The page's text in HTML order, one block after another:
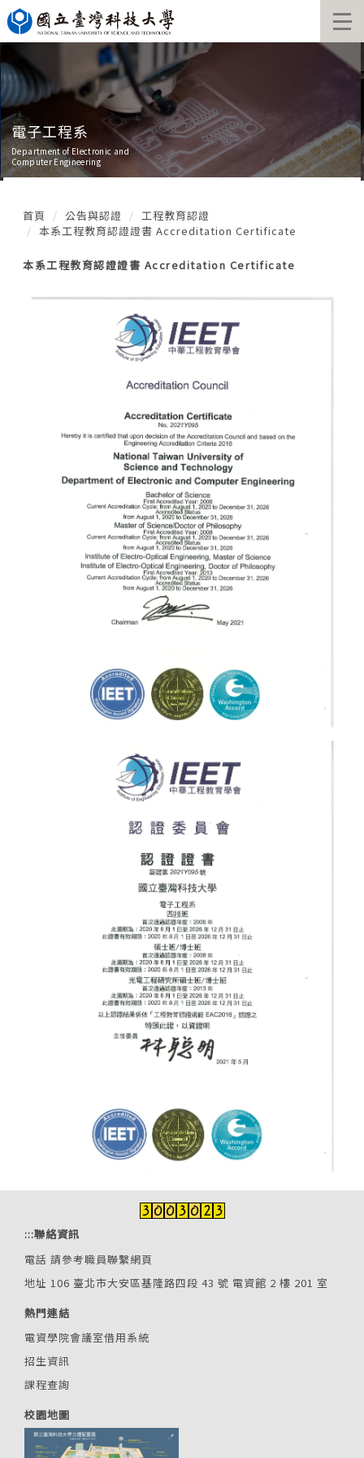
跳
到
主
內
容
區
電子工程系
Department of Electronic and
Computer Engineering
首頁 公告與認證
工程教育認證
本系工程教育認證證書 Accreditation Certificate
本系工程教育認證證書 Accreditation Certificate
:::聯絡資訊
電話 請參考職員聯繫網頁
地址 106 臺北市大安區基隆路四段 43 號 電資館 2 樓 201 室
熱門連結
電資學院會議室借用系統
招生資訊
課程查詢
校園地圖